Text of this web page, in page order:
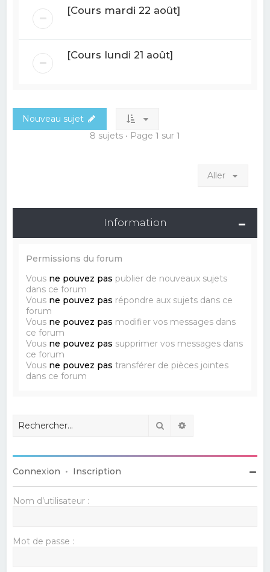
[Cours mardi 22 août]
[Cours lundi 21 août]
Nouveau sujet
8 sujets • Page 1 sur 1
Aller
Information
Permissions du forum
Vous ne pouvez pas publier de nouveaux sujets
dans ce forum
Vous ne pouvez pas répondre aux sujets dans ce
forum
Vous ne pouvez pas modifier vos messages dans
ce forum
Vous ne pouvez pas supprimer vos messages dans
ce forum
Vous ne pouvez pas transférer de pièces jointes
dans ce forum
Rechercher
Connexion • Inscription
Nom d’utilisateur :
Mot de passe :